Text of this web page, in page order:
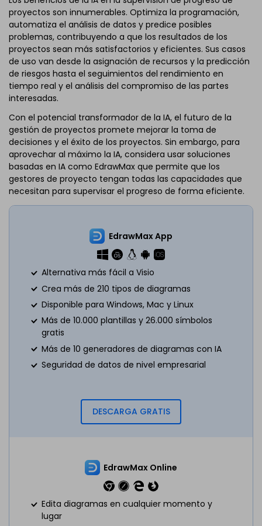
proyectos son innumerables. Optimiza la programación,
automatiza el análisis de datos y predice posibles
problemas, contribuyendo a que los resultados de los
proyectos sean más satisfactorios y eficientes. Sus casos
de uso van desde la asignación de recursos y la predicción
de riesgos hasta el seguimientos del rendimiento en
tiempo real y el análisis del compromiso de las partes
interesadas.
Con el potencial transformador de la IA, el futuro de la
gestión de proyectos promete mejorar la toma de
decisiones y el éxito de los proyectos. Sin embargo, para
aprovechar al máximo la IA, considera usar soluciones
basadas en IA como EdrawMax que permite que los
gestores de proyecto tengan todas las capacidades que
necesitan para supervisar el progreso de forma eficiente.
EdrawMax App
Alternativa más fácil a Visio
Crea más de 210 tipos de diagramas
Disponible para Windows, Mac y Linux
Más de 10.000 plantillas y 26.000 símbolos
gratis
Más de 10 generadores de diagramas con IA
Seguridad de datos de nivel empresarial
DESCARGA GRATIS
EdrawMax Online
Edita diagramas en cualquier momento y
lugar